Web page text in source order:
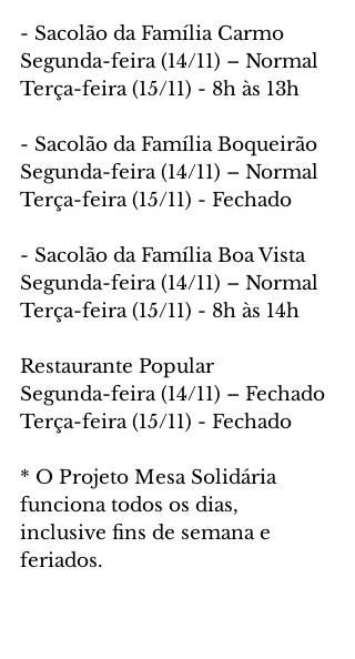
- Sacolão da Família Carmo
Segunda-feira (14/11) – Normal
Terça-feira (15/11) - 8h às 13h
- Sacolão da Família Boqueirão
Segunda-feira (14/11) – Normal
Terça-feira (15/11) - Fechado
- Sacolão da Família Boa Vista
Segunda-feira (14/11) – Normal
Terça-feira (15/11) - 8h às 14h
Restaurante Popular
Segunda-feira (14/11) – Fechado
Terça-feira (15/11) - Fechado
* O Projeto Mesa Solidária
funciona todos os dias,
inclusive fins de semana e
feriados.